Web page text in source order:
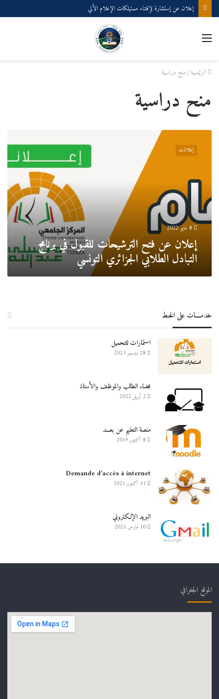
إعلان عن إستشارة لإقتناء مستهلكات الإعلام الألي
القائمة
الرئيسية/منح دراسية
منح دراسية
إعلان
برنامج
التبادل
الطلابي
الجزائري
إعلانات
8 مايو 2022
إعلان عن فتح الترشيحات للقبول في برنامج
التبادل الطلابي الجزائري التونسي
خدمــــات على الخـط
استمارات للتحميل
28 ديسمبر 2023
فضاء الطالب والموظف والأستاذ
2 أبريل 2022
منصة التعليم عن بعـــد
8 أكتوبر 2019
Demande d’accès à internet
31 أكتوبر 2021
البريد الإلكتروني
10 مارس 2021
الموقع الجغرافي